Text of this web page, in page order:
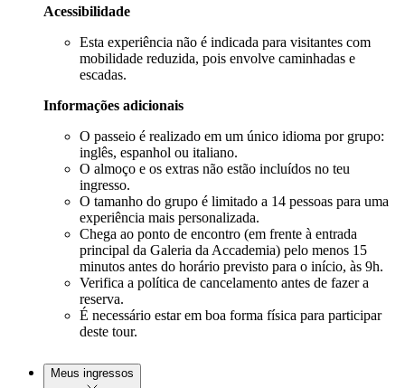
Acessibilidade
Esta experiência não é indicada para visitantes com
mobilidade reduzida, pois envolve caminhadas e
escadas.
Informações adicionais
O passeio é realizado em um único idioma por grupo:
inglês, espanhol ou italiano.
O almoço e os extras não estão incluídos no teu
ingresso.
O tamanho do grupo é limitado a 14 pessoas para uma
experiência mais personalizada.
Chega ao ponto de encontro (em frente à entrada
principal da Galeria da Accademia) pelo menos 15
minutos antes do horário previsto para o início, às 9h.
Verifica a política de cancelamento antes de fazer a
reserva.
É necessário estar em boa forma física para participar
deste tour.
Meus ingressos